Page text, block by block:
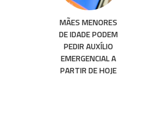
MÃES MENORES
DE IDADE PODEM
PEDIR AUXÍLIO
EMERGENCIAL A
PARTIR DE HOJE